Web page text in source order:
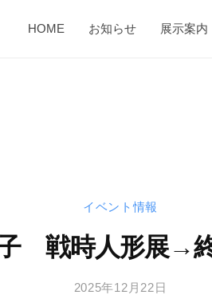
HOME お知らせ 展示案内
イベント情報
戦時人形展→
2025年12月22日